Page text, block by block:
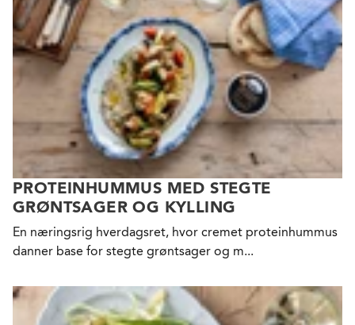
PROTEINHUMMUS MED STEGTE
GRØNTSAGER OG KYLLING
En næringsrig hverdagsret, hvor cremet proteinhummus
danner base for stegte grøntsager og m...